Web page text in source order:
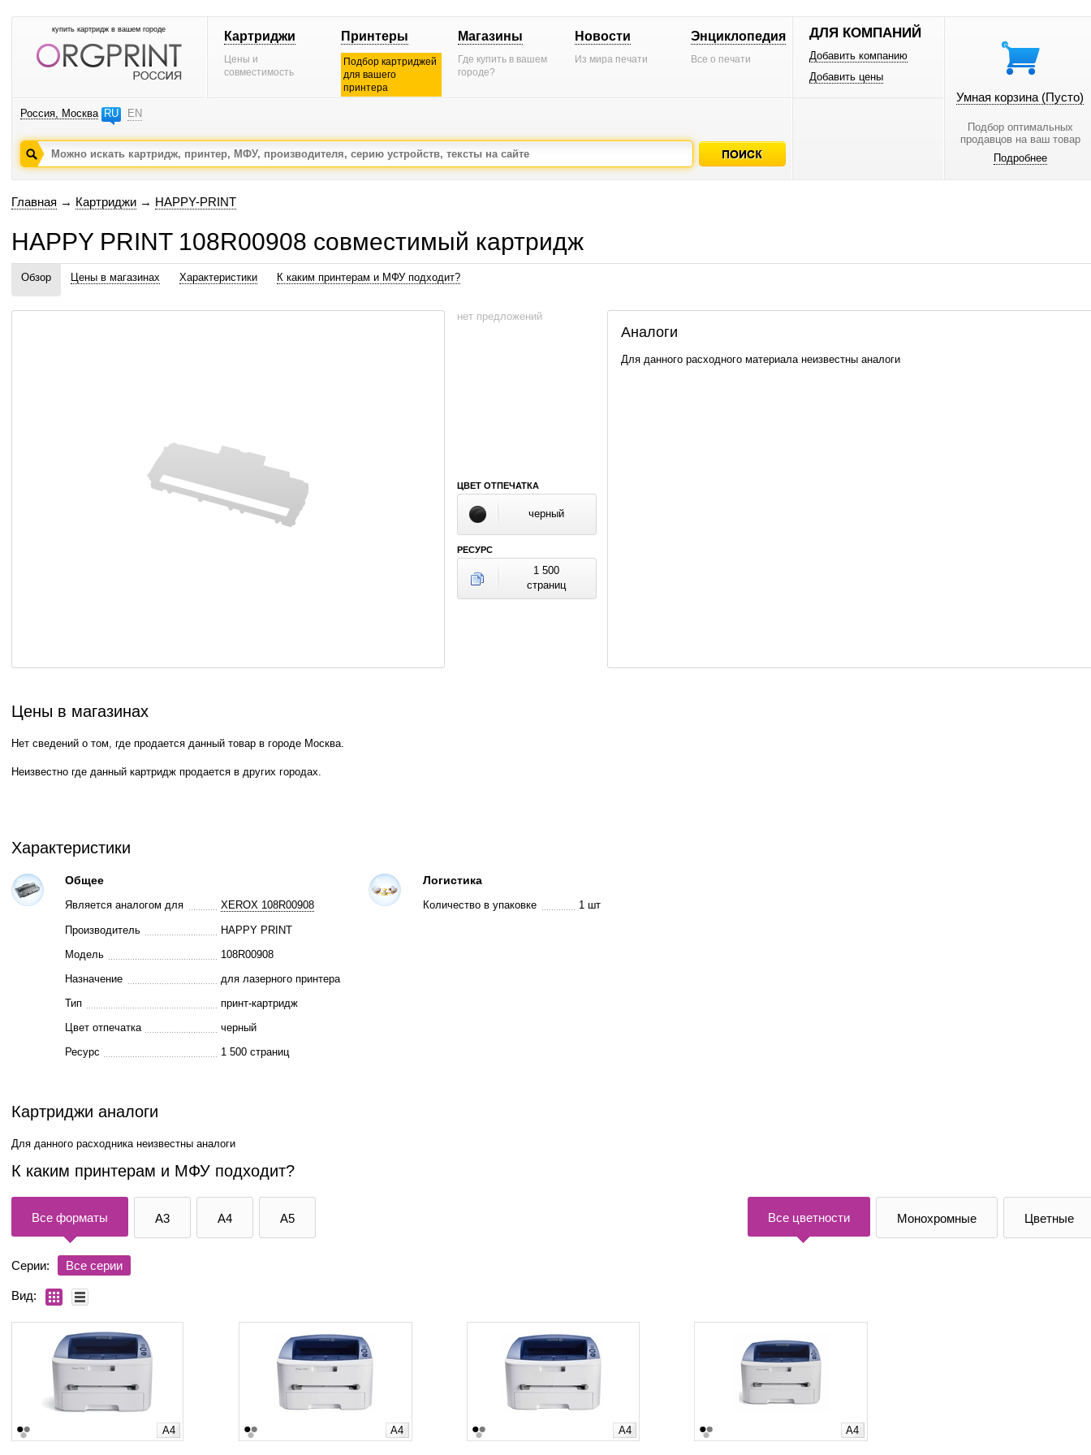
купить картридж в вашем городе Картриджи
Цены и
совместимость
Принтеры
Подбор картриджей
для вашего
принтера
Магазины
Где купить в вашем
городе?
Новости
Из мира печати
Энциклопедия
Все о печати
Россия, Москва RU EN
ДЛЯ КОМПАНИЙ
Добавить компанию
Добавить цены
Умная корзина (Пусто)
Подбор оптимальных
продавцов на ваш товар
Подробнее
Главная → Картриджи → HAPPY-PRINT
HAPPY PRINT 108R00908 совместимый картридж
Обзор Цены в магазинах Характеристики К каким принтерам и МФУ подходит?
нет предложений
ЦВЕТ ОТПЕЧАТКА
черный
РЕСУРС
1 500
страниц
Аналоги
Для данного расходного материала неизвестны аналоги
Цены в магазинах
Нет сведений о том, где продается данный товар в городе Москва.
Неизвестно где данный картридж продается в других городах.
Характеристики
Общее
Является аналогом для XEROX 108R00908
Производитель
HAPPY PRINT
Модель
108R00908
Назначение
для лазерного принтера
Тип
принт-картридж
Цвет отпечатка
черный
Ресурс
1 500 страниц
Логистика
Количество в упаковке 1 шт
Картриджи аналоги
Для данного расходника неизвестны аналоги
К каким принтерам и МФУ подходит?
Все форматы A3 A4 A5 Все цветности Монохромные Цветные
Серии: Все серии
Вид:
A4 A4 A4 A4